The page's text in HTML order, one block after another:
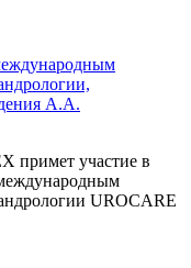
А.А.
примет участие в
UROCARE